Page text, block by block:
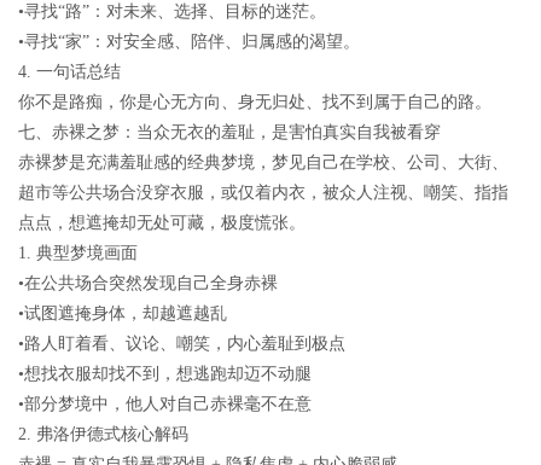
•寻找“路” ：对未来、选择、目标的迷茫。
•寻找“家” ：对安全感、陪伴、归属感的渴望。
4. 一句话总结
你不是路痴，你是心无方向、身无归处、找不到属于自己的路。
七、赤裸之梦：当众无衣的羞耻，是害怕真实自我被看穿
赤裸梦是充满羞耻感的经典梦境，梦见自己在学校、公司、大街、
超市等公共场合没穿衣服，或仅着内衣，被众人注视、嘲笑、指指
点点，想遮掩却无处可藏，极度慌张。
1. 典型梦境画面
•在公共场合突然发现自己全身赤裸
•试图遮掩身体，却越遮越乱
•路人盯着看、议论、嘲笑，内心羞耻到极点
•想找衣服却找不到，想逃跑却迈不动腿
•部分梦境中，他人对自己赤裸毫不在意
2. 弗洛伊德式核心解码